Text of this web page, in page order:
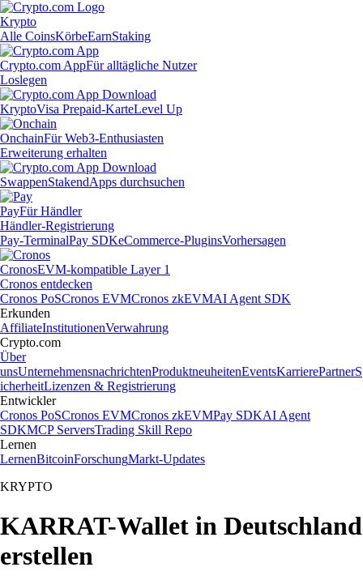
Krypto
Alle CoinsKörbeEarnStaking
Crypto.com AppFür alltägliche Nutzer
Loslegen
KryptoVisa Prepaid-KarteLevel Up
OnchainFür Web3-Enthusiasten
Erweiterung erhalten
SwappenStakendApps durchsuchen
PayFür Händler
Händler-Registrierung
Pay-TerminalPay SDKeCommerce-PluginsVorhersagen
CronosEVM-kompatible Layer 1
Cronos entdecken
Cronos PoSCronos EVMCronos zkEVMAI Agent SDK
Erkunden
AffiliateInstitutionenVerwahrung
Crypto.com
Über
unsUnternehmensnachrichtenProduktneuheitenEventsKarrierePartnerS
icherheitLizenzen & Registrierung
Entwickler
Cronos PoSCronos EVMCronos zkEVMPay SDKAI Agent
SDKMCP ServersTrading Skill Repo
Lernen
LernenBitcoinForschungMarkt-Updates
KRYPTO
KARRAT-Wallet in Deutschland
erstellen